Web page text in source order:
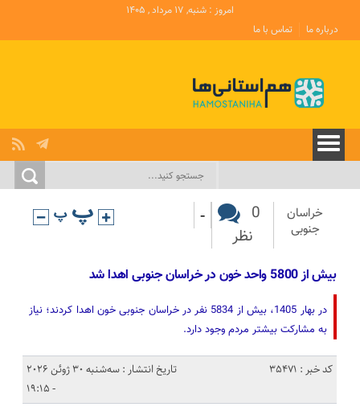
امروز : شنبه, ۱۷ مرداد , ۱۴۰۵
درباره ما
تماس با ما
خراسان
جنوبی
0
نظر
-
بیش از 5800 واحد خون در خراسان جنوبی اهدا شد
در بهار 1405، بیش از 5834 نفر در خراسان جنوبی خون اهدا کردند؛ نیاز
به مشارکت بیشتر مردم وجود دارد.
کد خبر : 35471
تاریخ انتشار : سه‌شنبه 30 ژوئن 2026
- 19:15